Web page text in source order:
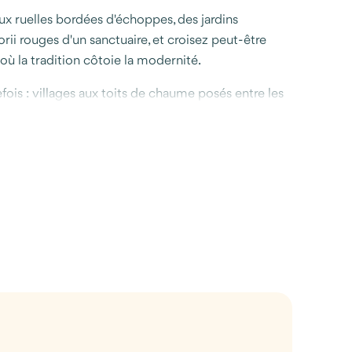
ruelles bordées d'échoppes, des jardins
rouges d'un sanctuaire, et croisez peut-être
la tradition côtoie la modernité.
: villages aux toits de chaume posés entre les
prenez des trains plus lents, dormez dans un
à l'autre, ce sont aussi les expériences du
Osaka et Nara ; de l'autre les Alpes
départ.